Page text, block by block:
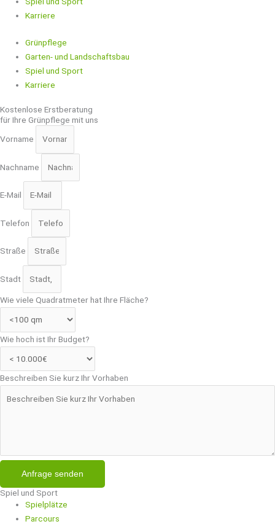
Karriere
Grünpflege
Garten- und Landschaftsbau
Spiel und Sport
Karriere
Kostenlose Erstberatung
für Ihre Grünpflege mit uns
Vorname
Nachname
E-Mail
Telefon
Straße
Stadt
Wie viele Quadratmeter hat Ihre Fläche?
Wie hoch ist Ihr Budget?
Beschreiben Sie kurz Ihr Vorhaben
Anfrage senden
Spiel und Sport
Spielplätze
Parcours